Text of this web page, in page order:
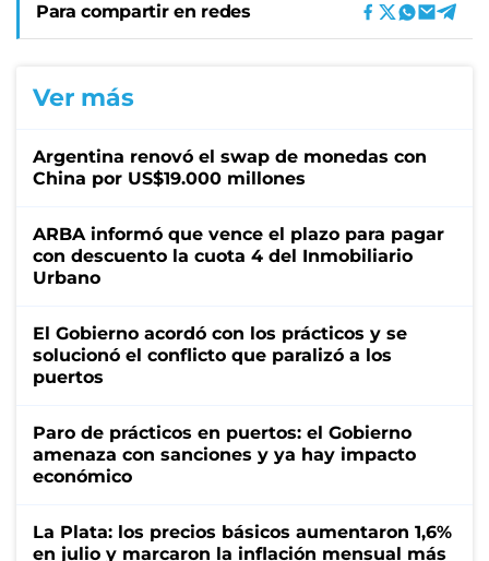
Para compartir en redes
Ver más
Argentina renovó el swap de monedas con
China por US$19.000 millones
ARBA informó que vence el plazo para pagar
con descuento la cuota 4 del Inmobiliario
Urbano
El Gobierno acordó con los prácticos y se
solucionó el conflicto que paralizó a los
puertos
Paro de prácticos en puertos: el Gobierno
amenaza con sanciones y ya hay impacto
económico
La Plata: los precios básicos aumentaron 1,6%
en julio y marcaron la inflación mensual más